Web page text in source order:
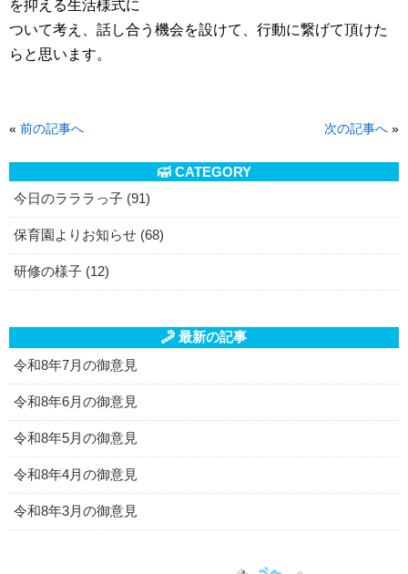
を抑える生活様式に
ついて考え、話し合う機会を設けて、行動に繋げて頂けた
らと思います。
« 前の記事へ 次の記事へ »
CATEGORY
今日のラララっ子 (91)
保育園よりお知らせ (68)
研修の様子 (12)
最新の記事
令和8年7月の御意見
令和8年6月の御意見
令和8年5月の御意見
令和8年4月の御意見
令和8年3月の御意見